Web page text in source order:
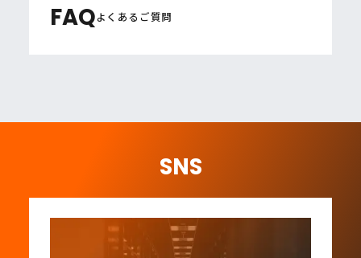
FAQよくあるご質問
SNS